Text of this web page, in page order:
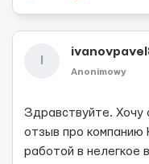
Anonimowy
Здравствуйте. Хочу
отзыв про компанию
работой в нелегкое